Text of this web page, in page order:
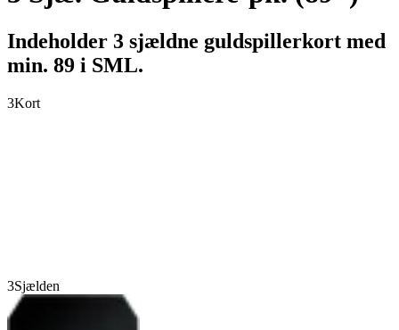
Indeholder 3 sjældne guldspillerkort med
min. 89 i SML.
3Kort
3Sjælden